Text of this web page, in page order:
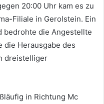
20:00 Uhr kam es zu
Filiale in Gerolstein. Ein
bedrohte die Angestellte
die Herausgabe des
dreistelliger
in Richtung Mc